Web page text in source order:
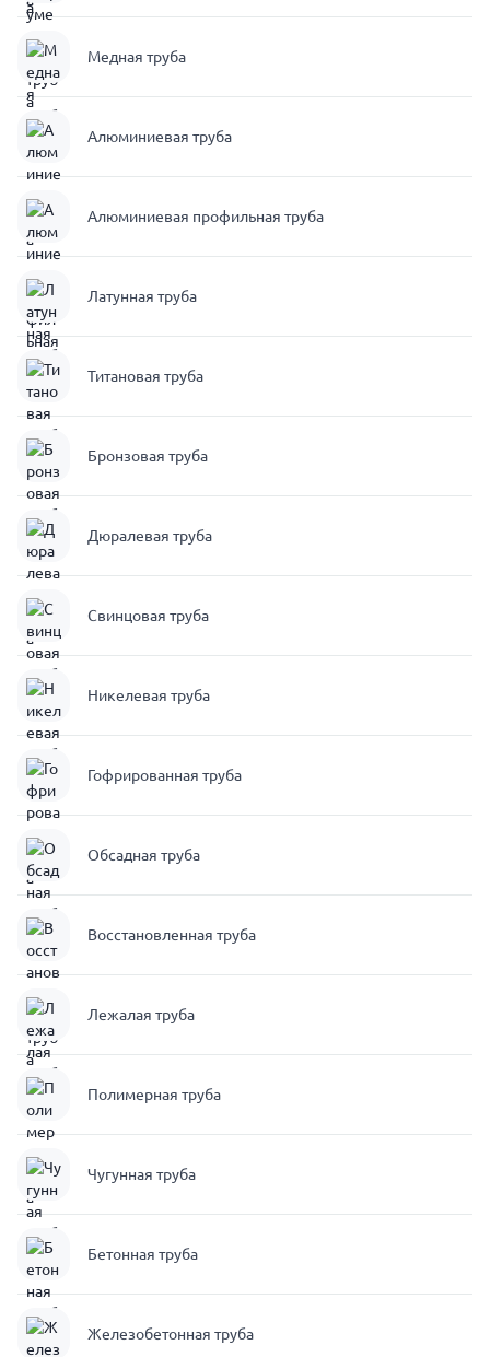
Медная труба
Алюминиевая труба
Алюминиевая профильная труба
Латунная труба
Титановая труба
Бронзовая труба
Дюралевая труба
Свинцовая труба
Никелевая труба
Гофрированная труба
Обсадная труба
Восстановленная труба
Лежалая труба
Полимерная труба
Чугунная труба
Бетонная труба
Железобетонная труба